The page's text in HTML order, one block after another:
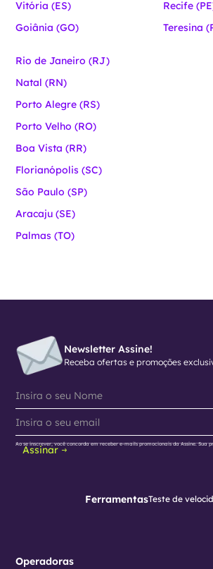
Vitória (ES)
Goiânia (GO)
Recife
Teresina
Rio de Janeiro (RJ)
Natal (RN)
Porto Alegre (RS)
Porto Velho (RO)
Boa Vista (RR)
Florianópolis (SC)
São Paulo (SP)
Aracaju (SE)
Palmas (TO)
Newsletter Assine!
Receba ofertas e promoções
Assinar
Ao se inscrever, você concorda em receber e-mails promocionais da Assine. Sua
FerramentasTeste de
Operadoras